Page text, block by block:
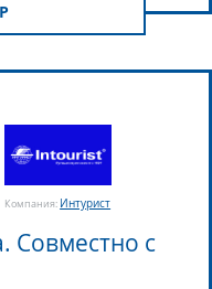
Компания: Интурист
Совместно с